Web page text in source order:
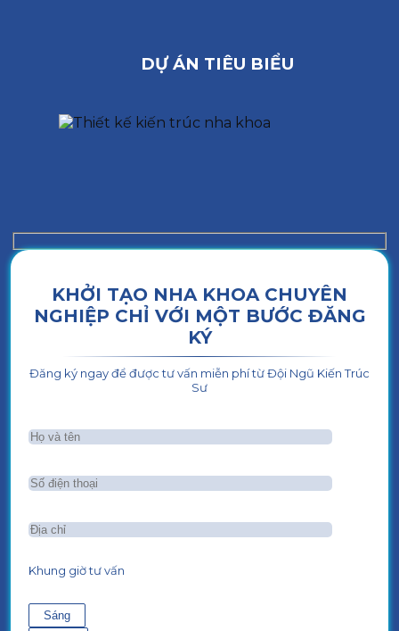
DỰ ÁN TIÊU BIỂU
KHỞI TẠO NHA KHOA CHUYÊN
NGHIỆP CHỈ VỚI MỘT BƯỚC ĐĂNG
KÝ
Đăng ký ngay để được tư vấn miễn phí từ Đội Ngũ Kiến Trúc
Sư
Khung giờ tư vấn
Sáng